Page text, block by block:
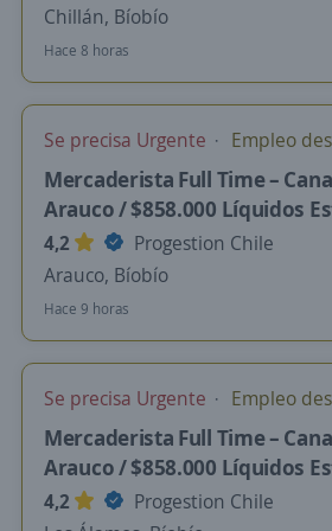
Chillán, Bíobío
Hace 8 horas
Se precisa Urgente Empleo
Mercaderista Full Time –
Arauco / $858.000 Líquidos
4,2
Progestion Chile
Arauco, Bíobío
Hace 9 horas
Se precisa Urgente Empleo
Mercaderista Full Time –
Arauco / $858.000 Líquidos
4,2
Progestion Chile